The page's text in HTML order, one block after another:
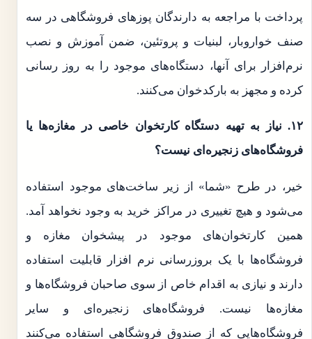
پرداخت با مراجعه به دارندگان پوزهای فروشگاهی در سه
صنف خواروبار، لبنیات و پروتئین، ضمن آموزش و نصب
نرم‌افزار برای آنها، دستگاه‌های موجود را به روز رسانی
کرده و مجهز به بارکدخوان می‌کنند.
۱۲. نیاز به تهیه دستگاه کارتخوان خاصی در مغازه‌ها یا
فروشگاه‌های زنجیره‌ای نیست؟
خیر، در طرح «شما» از زیر ساخت‌های موجود استفاده
می‌شود و هیچ تغییری در مراکز خرید به وجود نخواهد آمد.
همین کارتخوان‌های موجود در پیشخوان مغازه و
فروشگاه‌ها با یک بروزرسانی نرم افزار قابلیت استفاده
دارند و نیازی به اقدام خاص از سوی صاحبان فروشگاه‌ها و
مغازه‌ها نیست. فروشگاه‌های زنجیره‌ای و سایر
فروشگاه‌هایی که از صندوق فروشگاهی استفاده می‌کنند